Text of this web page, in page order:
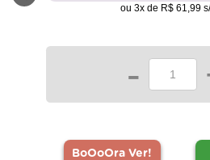
ou 3x de R$ 61,99
-
BoOoOra Ver!